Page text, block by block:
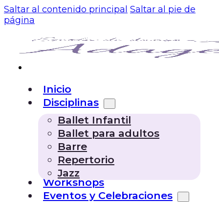
Saltar al contenido principal Saltar al pie de
página
Inicio
Disciplinas
Ballet Infantil
Ballet para adultos
Barre
Repertorio
Jazz
Workshops
Eventos y Celebraciones